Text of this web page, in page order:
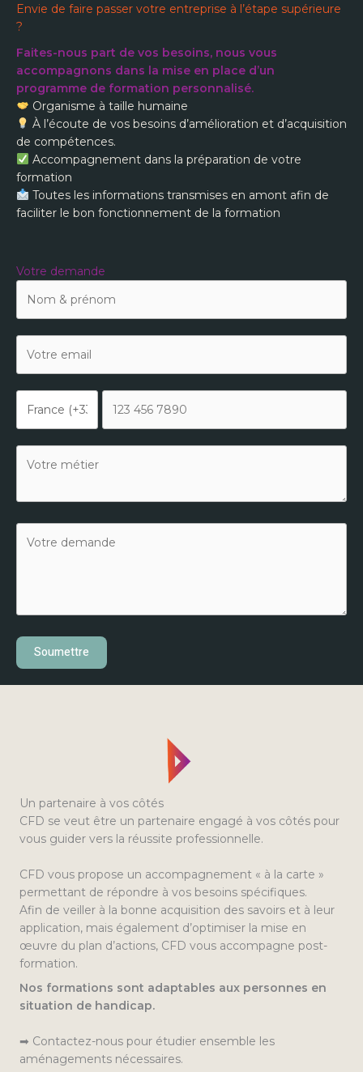
Envie de faire passer votre entreprise à l’étape supérieure
?
Faites-nous part de vos besoins, nous vous
accompagnons dans la mise en place d’un
programme de formation personnalisé.
​ Organisme à taille humaine
​ À l’écoute de vos besoins d’amélioration et d’acquisition
de compétences.
​ Accompagnement dans la préparation de votre
formation
​ Toutes les informations transmises en amont afin de
faciliter le bon fonctionnement de la formation
Votre demande
Soumettre
Un partenaire à vos côtés
CFD se veut être un partenaire engagé à vos côtés pour
vous guider vers la réussite professionnelle.
CFD vous propose un accompagnement « à la carte »
permettant de répondre à vos besoins spécifiques.
Afin de veiller à la bonne acquisition des savoirs et à leur
application, mais également d’optimiser la mise en
œuvre du plan d’actions, CFD vous accompagne post-
formation.
Nos formations sont adaptables aux personnes en
situation de handicap.
➡ Contactez-nous pour étudier ensemble les
aménagements nécessaires.